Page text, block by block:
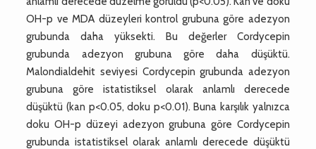
OH-p ve MDA düzeyleri kontrol grubuna göre adezyon
grubunda daha yüksekti. Bu değerler Cordycepin
grubunda adezyon grubuna göre daha düşüktü.
Malondialdehit seviyesi Cordycepin grubunda adezyon
grubuna göre istatistiksel olarak anlamlı derecede
düşüktü (kan p<0.05, doku p<0.01). Buna karşılık yalnızca
doku OH-p düzeyi adezyon grubuna göre Cordycepin
grubunda istatistiksel olarak anlamlı derecede düşüktü